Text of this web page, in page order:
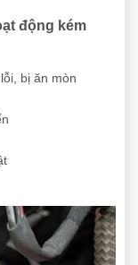
động kém
bị ăn mòn